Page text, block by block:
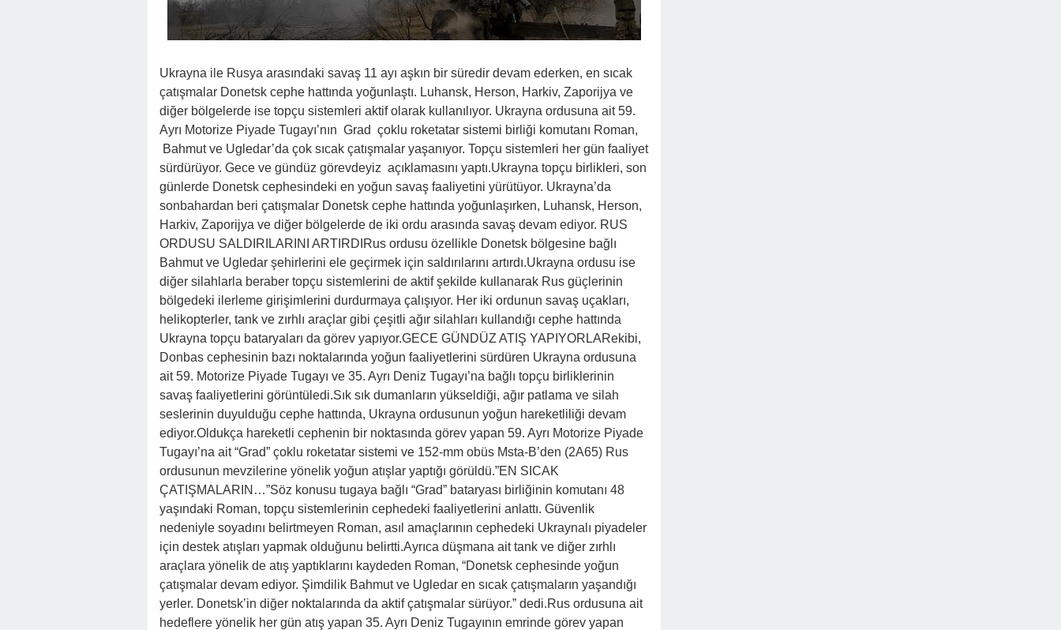
Ukrayna ile Rusya arasındaki savaş 11 ayı aşkın bir süredir devam ederken, en sıcak
çatışmalar Donetsk cephe hattında yoğunlaştı. Luhansk, Herson, Harkiv, Zaporijya ve
diğer bölgelerde ise topçu sistemleri aktif olarak kullanılıyor. Ukrayna ordusuna ait 59.
Ayrı Motorize Piyade Tugayı’nın Grad çoklu roketatar sistemi birliği komutanı Roman,
Bahmut ve Ugledar’da çok sıcak çatışmalar yaşanıyor. Topçu sistemleri her gün faaliyet
sürdürüyor. Gece ve gündüz görevdeyiz açıklamasını yaptı.Ukrayna topçu birlikleri, son
günlerde Donetsk cephesindeki en yoğun savaş faaliyetini yürütüyor. Ukrayna’da
sonbahardan beri çatışmalar Donetsk cephe hattında yoğunlaşırken, Luhansk, Herson,
Harkiv, Zaporijya ve diğer bölgelerde de iki ordu arasında savaş devam ediyor. RUS
ORDUSU SALDIRILARINI ARTIRDIRus ordusu özellikle Donetsk bölgesine bağlı
Bahmut ve Ugledar şehirlerini ele geçirmek için saldırılarını artırdı.Ukrayna ordusu ise
diğer silahlarla beraber topçu sistemlerini de aktif şekilde kullanarak Rus güçlerinin
bölgedeki ilerleme girişimlerini durdurmaya çalışıyor. Her iki ordunun savaş uçakları,
helikopterler, tank ve zırhlı araçlar gibi çeşitli ağır silahları kullandığı cephe hattında
Ukrayna topçu bataryaları da görev yapıyor.GECE GÜNDÜZ ATIŞ YAPIYORLARekibi,
Donbas cephesinin bazı noktalarında yoğun faaliyetlerini sürdüren Ukrayna ordusuna
ait 59. Motorize Piyade Tugayı ve 35. Ayrı Deniz Tugayı’na bağlı topçu birliklerinin
savaş faaliyetlerini görüntüledi.Sık sık dumanların yükseldiği, ağır patlama ve silah
seslerinin duyulduğu cephe hattında, Ukrayna ordusunun yoğun hareketliliği devam
ediyor.Oldukça hareketli cephenin bir noktasında görev yapan 59. Ayrı Motorize Piyade
Tugayı’na ait “Grad” çoklu roketatar sistemi ve 152-mm obüs Msta-B’den (2А65) Rus
ordusunun mevzilerine yönelik yoğun atışlar yaptığı görüldü.”EN SICAK
ÇATIŞMALARIN…”Söz konusu tugaya bağlı “Grad” bataryası birliğinin komutanı 48
yaşındaki Roman, topçu sistemlerinin cephedeki faaliyetlerini anlattı. Güvenlik
nedeniyle soyadını belirtmeyen Roman, asıl amaçlarının cephedeki Ukraynalı piyadeler
için destek atışları yapmak olduğunu belirtti.Ayrıca düşmana ait tank ve diğer zırhlı
araçlara yönelik de atış yaptıklarını kaydeden Roman, “Donetsk cephesinde yoğun
çatışmalar devam ediyor. Şimdilik Bahmut ve Ugledar en sıcak çatışmaların yaşandığı
yerler. Donetsk’in diğer noktalarında da aktif çatışmalar sürüyor.” dedi.Rus ordusuna ait
hedeflere yönelik her gün atış yapan 35. Ayrı Deniz Tugayının emrinde görev yapan